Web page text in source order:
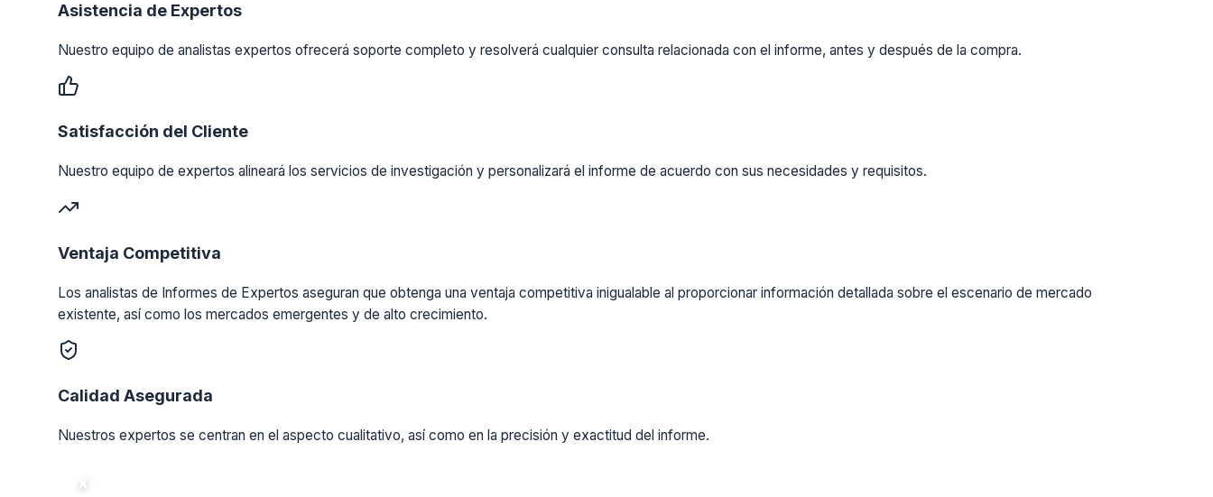
Asistencia de Expertos
Nuestro equipo de analistas expertos ofrecerá soporte completo y resolverá cualquier consulta relacionada con el informe, antes y después de la compra.
Satisfacción del Cliente
Nuestro equipo de expertos alineará los servicios de investigación y personalizará el informe de acuerdo con sus necesidades y requisitos.
Ventaja Competitiva
Los analistas de Informes de Expertos aseguran que obtenga una ventaja competitiva inigualable al proporcionar información detallada sobre el escenario de mercado
existente, así como los mercados emergentes y de alto crecimiento.
Calidad Asegurada
Nuestros expertos se centran en el aspecto cualitativo, así como en la precisión y exactitud del informe.